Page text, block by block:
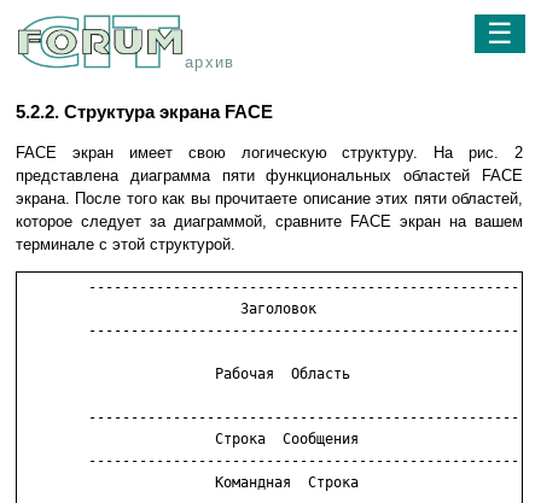
архив
☰
5.2.2. Структура экрана FACE
FACE экран имеет свою логическую структуру. На рис. 2
представлена диаграмма пяти функциональных областей FACE
экрана. После того как вы прочитаете описание этих пяти областей,
которое следует за диаграммой, сравните FACE экран на вашем
терминале с этой структурой.